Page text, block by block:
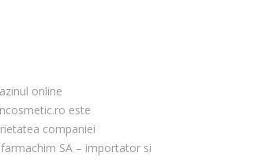
online
este
companiei
SA – importator si